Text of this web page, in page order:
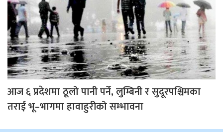
आज ६ प्रदेशमा ठूलो पानी पर्ने, लुम्बिनी र सुदूरपश्चिमका
तराई भू–भागमा हावाहुरीको सम्भावना